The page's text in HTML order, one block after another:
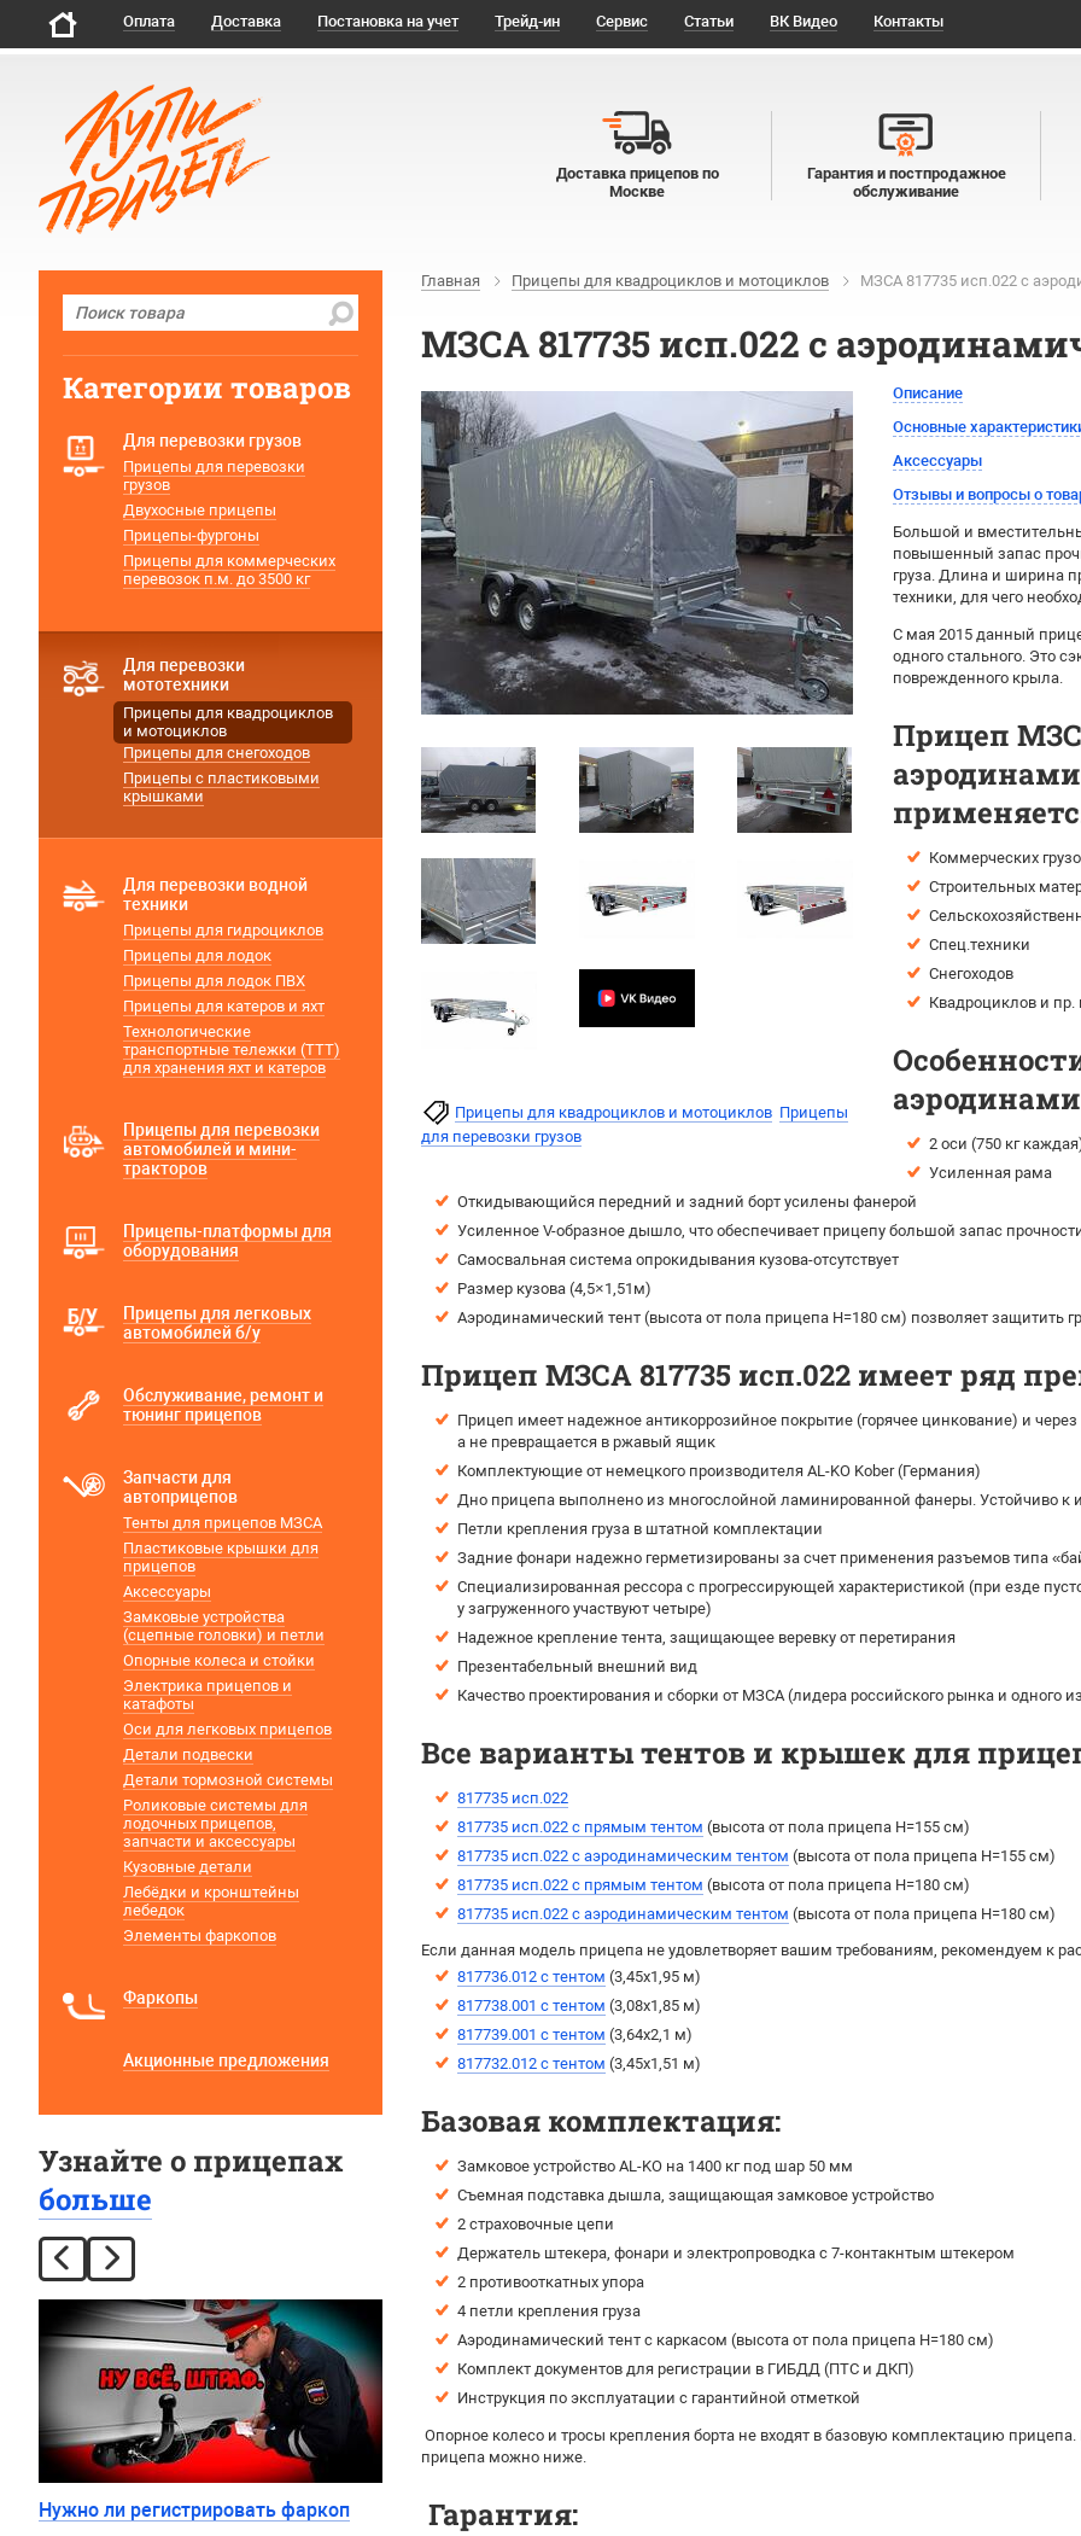
Оплата Доставка Постановка на учет Трейд-ин Сервис Статьи ВК Видео Контакты
Доставка прицепов по
Москве
Гарантия и постпродажное
обслуживание
Главная Прицепы для квадроциклов и мотоциклов МЗСА 817735 исп.022 с
МЗСА 817735 исп.022 с
Прицепы для квадроциклов и мотоциклов Прицепы
для перевозки грузов
Описание
Основные
Аксессуары
Отзывы и вопросы о
Большой и
повышенный запас
груза. Длина и ширина
техники, для чего
С мая 2015 данный
одного стального. Это
поврежденного крыла.
Прицеп
Коммерческих
Строительных
Спец.техники
Снегоходов
Квадроциклов и пр.
2 оси (750 кг
Усиленная рама
Откидывающийся передний и задний борт усилены фанерой
Усиленное V-образное дышло, что обеспечивает прицепу большой запас
Самосвальная система опрокидывания кузова-отсутствует
Размер кузова (4,5×1,51м)
Аэродинамический тент (высота от пола прицепа H=180 см) позволяет защитить
Прицеп МЗСА 817735 исп.022 имеет ряд
Прицеп имеет надежное антикоррозийное покрытие (горячее цинкование) и
а не превращается в ржавый ящик
Комплектующие от немецкого производителя AL-KO Kober (Германия)
Дно прицепа выполнено из многослойной ламинированной фанеры. Устойчиво к
Петли крепления груза в штатной комплектации
Задние фонари надежно герметизированы за счет применения разъемов типа
Специализированная рессора с прогрессирующей характеристикой (при езде
у загруженного участвуют четыре)
Надежное крепление тента, защищающее веревку от перетирания
Презентабельный внешний вид
Качество проектирования и сборки от МЗСА (лидера российского рынка и одного
Все варианты тентов и крышек для
817735 исп.022
817735 исп.022 с прямым тентом (высота от пола прицепа H=155 см)
817735 исп.022 с аэродинамическим тентом (выcота от пола прицепа H=155 см)
817735 исп.022 с прямым тентом (высота от пола прицепа H=180 см)
817735 исп.022 с аэродинамическим тентом (выcота от пола прицепа H=180 см)
Если данная модель прицепа не удовлетворяет вашим требованиям, рекомендуем к
817736.012 с тентом (3,45х1,95 м)
817738.001 с тентом (3,08х1,85 м)
817739.001 с тентом (3,64х2,1 м)
817732.012 с тентом (3,45х1,51 м)
Базовая комплектация:
Замковое устройство AL-KO на 1400 кг под шар 50 мм
Съемная подставка дышла, защищающая замковое устройство
2 страховочные цепи
Держатель штекера, фонари и электропроводка с 7-контакнтым штекером
2 противооткатных упора
4 петли крепления груза
Аэродинамический тент с каркасом (высота от пола прицепа H=180 см)
Комплект документов для регистрации в ГИБДД (ПТС и ДКП)
Инструкция по эксплуатации с гарантийной отметкой
Опорное колесо и тросы крепления борта не входят в базовую комплектацию
прицепа можно ниже.
Гарантия:
Категории товаров
Для перевозки грузов
Прицепы для перевозки
грузов
Двухосные прицепы
Прицепы-фургоны
Прицепы для коммерческих
перевозок п.м. до 3500 кг
Для перевозки
мототехники
Прицепы для квадроциклов
и мотоциклов
Прицепы для снегоходов
Прицепы с пластиковыми
крышками
Для перевозки водной
техники
Прицепы для гидроциклов
Прицепы для лодок
Прицепы для лодок ПВХ
Прицепы для катеров и яхт
Технологические
транспортные тележки (ТТТ)
для хранения яхт и катеров
Прицепы для перевозки
автомобилей и мини-
тракторов
Прицепы-платформы для
оборудования
Прицепы для легковых
автомобилей б/у
Обслуживание, ремонт и
тюнинг прицепов
Запчасти для
автоприцепов
Тенты для прицепов МЗСА
Пластиковые крышки для
прицепов
Аксессуары
Замковые устройства
(сцепные головки) и петли
Опорные колеса и стойки
Электрика прицепов и
катафоты
Оси для легковых прицепов
Детали подвески
Детали тормозной системы
Роликовые системы для
лодочных прицепов,
запчасти и аксессуары
Кузовные детали
Лебёдки и кронштейны
лебедок
Элементы фаркопов
Фаркопы
Акционные предложения
Узнайте о прицепах
больше
Нужно ли регистрировать фаркоп